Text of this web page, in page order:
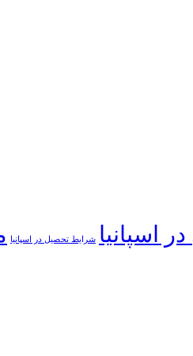
اسپانیا شرایط تحصیل در اسپانیا